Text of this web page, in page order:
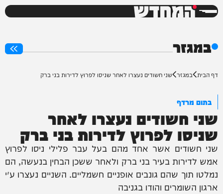
המחדש
במגזר
דף הבית במגזר שני חשודים נעצרו לאחר שניסו לפרוץ לדירות בני ברק
בתום מרדף
שני חשודים נעצרו לאחר
שניסו לפרוץ לדירות בני ברק
שני חשודים אשר אחד מהם בעל עבר פלילי ניסו לפרוץ
אמש לדירות בעיר בני ברק ולאחר ששכן הבחין בנעשה, הם
נמלטו תוך שהם גונבים אופניים חשמליים. השניים נעצרו ע״י
ארגון השומרים והודו בגניבה